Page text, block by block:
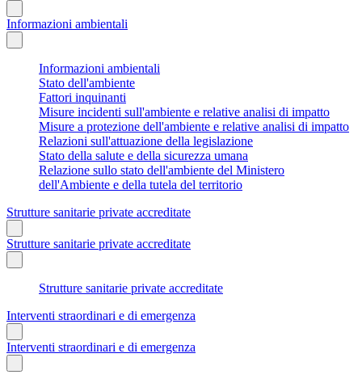
Informazioni ambientali
Informazioni ambientali
Stato dell'ambiente
Fattori inquinanti
Misure incidenti sull'ambiente e relative analisi di impatto
Misure a protezione dell'ambiente e relative analisi di impatto
Relazioni sull'attuazione della legislazione
Stato della salute e della sicurezza umana
Relazione sullo stato dell'ambiente del Ministero
dell'Ambiente e della tutela del territorio
Strutture sanitarie private accreditate
Strutture sanitarie private accreditate
Strutture sanitarie private accreditate
Interventi straordinari e di emergenza
Interventi straordinari e di emergenza